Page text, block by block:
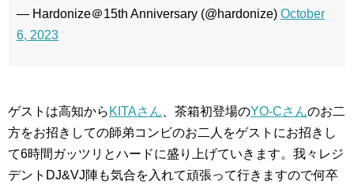
— Hardonize＠15th Anniversary (@hardonize) October
6, 2023
ゲストは高知から KITAさん 、茶箱初登場のYO-Cさんのお二
方をお招きしての師弟コンビのお二人をゲストにお招きし
て6時間ガッツリとハードに盛り上げていきます。我々レジ
デントDJ&VJ陣も気合を入れて頑張って行きますので何卒